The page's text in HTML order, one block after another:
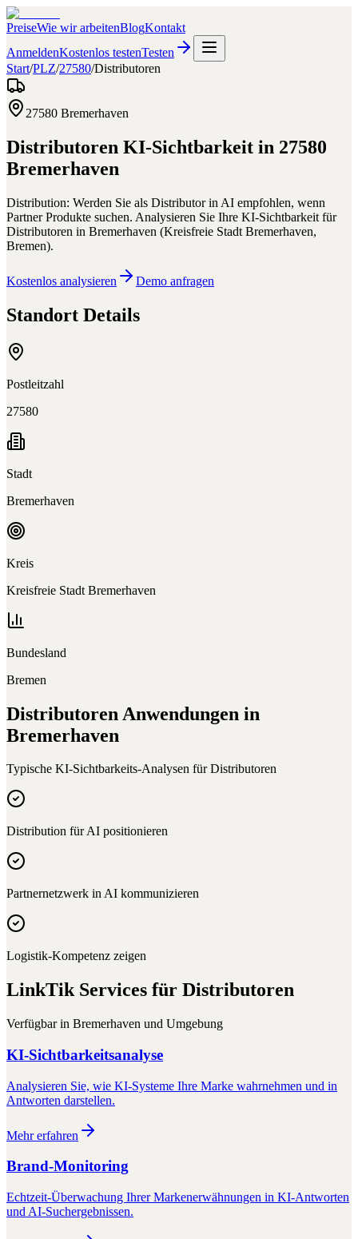
PreiseWie wir arbeitenBlogKontakt
AnmeldenKostenlos testenTesten
Start/PLZ/27580/Distributoren
27580 Bremerhaven
Distributoren KI-Sichtbarkeit in 27580
Bremerhaven
Distribution: Werden Sie als Distributor in AI empfohlen, wenn
Partner Produkte suchen. Analysieren Sie Ihre KI-Sichtbarkeit für
Distributoren in Bremerhaven (Kreisfreie Stadt Bremerhaven,
Bremen).
Kostenlos analysieren Demo anfragen
Standort Details
Postleitzahl
27580
Stadt
Bremerhaven
Kreis
Kreisfreie Stadt Bremerhaven
Bundesland
Bremen
Distributoren Anwendungen in
Bremerhaven
Typische KI-Sichtbarkeits-Analysen fürDistributoren
Distribution für AI positionieren
Partnernetzwerk in AI kommunizieren
Logistik-Kompetenz zeigen
LinkTik Services für Distributoren
Verfügbar in Bremerhaven und Umgebung
KI-Sichtbarkeitsanalyse
Analysieren Sie, wie KI-Systeme Ihre Marke wahrnehmen und in
Antworten darstellen.
Mehr erfahren
Brand-Monitoring
Echtzeit-Überwachung Ihrer Markenerwähnungen in KI-Antworten
und AI-Suchergebnissen.